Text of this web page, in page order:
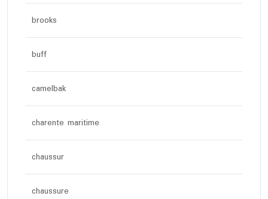
brooks
buff
camelbak
charente maritime
chaussur
chaussure